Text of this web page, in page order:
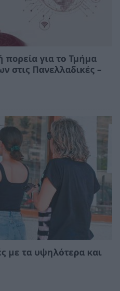
πορεία για το Τμήμα
στις Πανελλαδικές –
με τα υψηλότερα και